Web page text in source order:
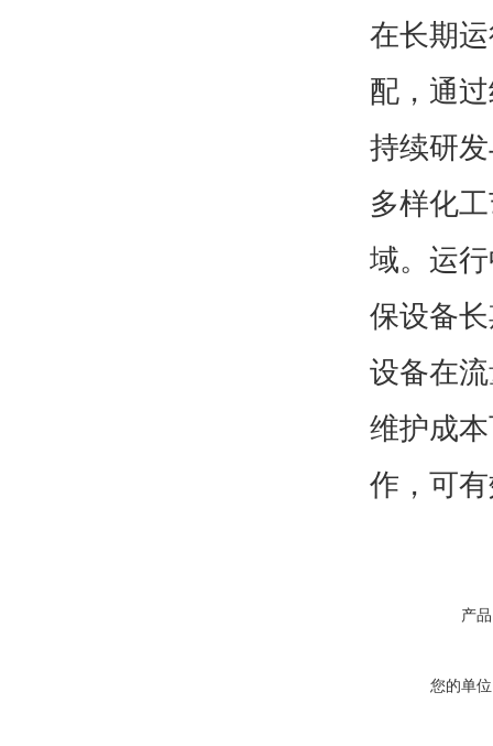
在长期
配，通
持续研
多样化
域。运
保设备
设备在
维护成
作，可
产
您的单